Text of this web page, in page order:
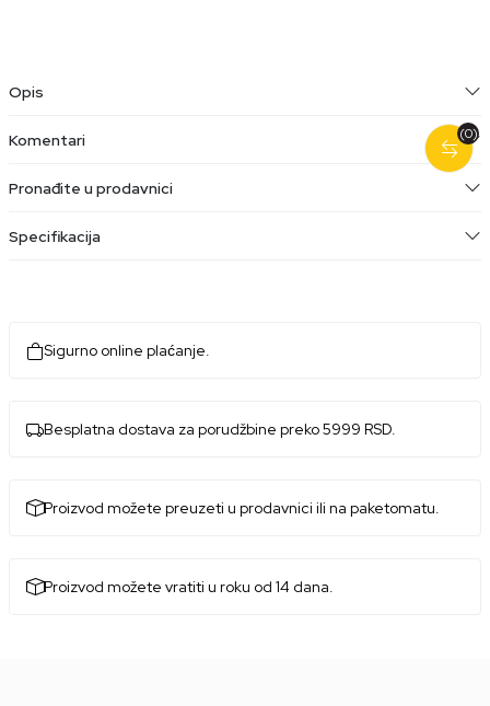
(0)
Opis
Komentari
Pronađite u prodavnici
Specifikacija
Sigurno online plaćanje.
Besplatna dostava za porudžbine preko 5999 RSD.
Proizvod možete preuzeti u prodavnici ili na paketomatu.
Proizvod možete vratiti u roku od 14 dana.